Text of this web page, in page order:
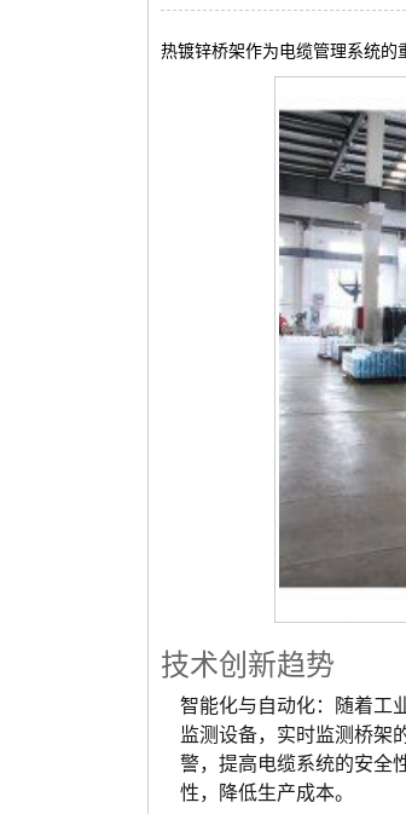
热镀锌桥架作为电缆管理系统的
技术创新趋势
智能化与自动化：随着工
监测设备，实时监测桥架
警，提高电缆系统的安全
性，降低生产成本。